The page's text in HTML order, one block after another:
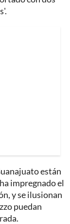
están
impregnado el
y se ilusionan
puedan